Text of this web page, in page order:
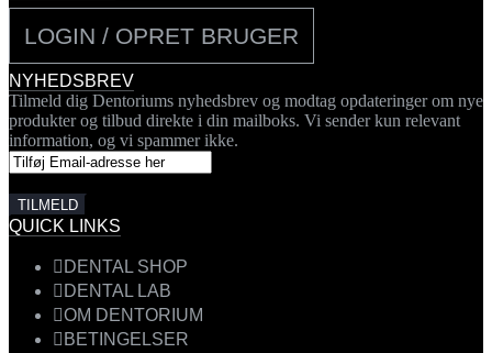
LOGIN / OPRET BRUGER
NYHEDSBREV
Tilmeld dig Dentoriums nyhedsbrev og modtag opdateringer om nye
produkter og tilbud direkte i din mailboks. Vi sender kun relevant
information, og vi spammer ikke.
QUICK LINKS
DENTAL SHOP
DENTAL LAB
OM DENTORIUM
BETINGELSER